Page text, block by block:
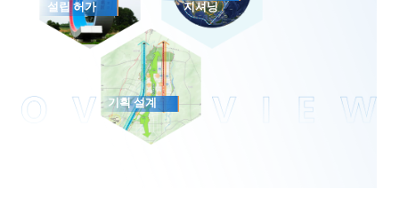
설립 허가
지셔닝
기획 설계